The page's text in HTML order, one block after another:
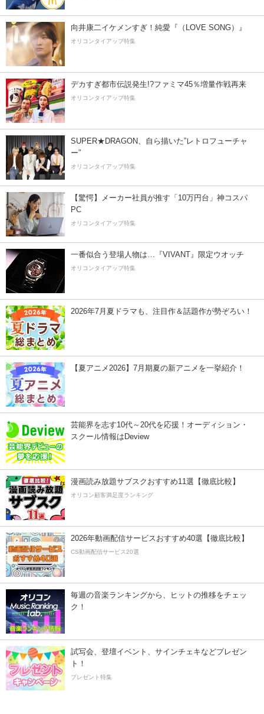
向井康二イケメンすぎ！純愛『（LOVE SONG）』
オリコンタイアップ特集
デカすぎ都市伝説発生!?ファミマ45％増量作戦再来
オリコンタイアップ特集
SUPER★DRAGON、自ら描いた”レトロフューチャ
ー”
オリコンタイアップ特集
【驚愕】メーカー社員が推す「10万円台」神コスパ
PC
オリコンタイアップ特集
一番似合う登場人物は…『VIVANT』限定ウオッチ
オリコンタイアップ特集
2026年7月夏ドラマも、注目作＆話題作が勢ぞろい！
【夏アニメ2026】7月期夏の新アニメを一挙紹介！
芸能界を志す10代～20代を応援！オーディション・
スクール情報はDeview
漫画読み放題サブスクおすすめ11選【徹底比較】
オリコン顧客満足度ランキング
2026年動画配信サービスおすすめ40選【徹底比較】
CS動画配信サービス20選
毎週の音楽ランキングから、ヒットの推移をチェッ
ク！
試写会、登壇イベント、サインチェキなどプレゼン
ト！
プレゼント特集